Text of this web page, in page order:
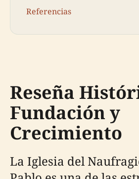
Referencias
Reseña
Fundación y
Crecimiento
La Iglesia del